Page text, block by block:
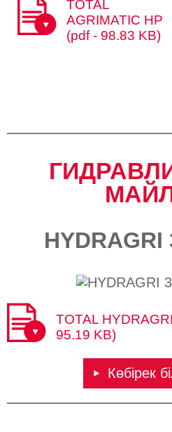
TOTAL
AGRIMATIC HP
(pdf - 98.83 KB)
HYDRAGRI
TOTAL
95.19 KB)
Көбірек